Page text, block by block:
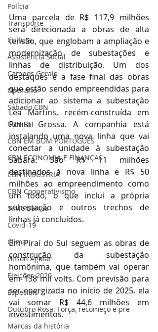
Polícia
Transporte
Cultura
Assistência Social
Campos Gerais
Operário
Sábado CBN
CBN RH
CBN EM BOM PORTUGUÊS
CBN ECONOMIA E FINANÇAS
CBN INDÚSTRIA
CBN Cooperativismo
Silvio Barros
Covid-19
Clima
Gilson Aguiar
Eleições 2020
Especiais
Outubro Rosa: Força, recomeço e pre
Marcas da história
Uma parcela de R$ 117,9 milhões
será direcionada a obras de alta
tensão, que englobam a ampliação e
modernização de subestações e
linhas de distribuição. Um dos
destaques é a fase final das obras
que estão sendo empreendidas para
adicionar ao sistema a subestação
Léa Martins, recém-construída em
Ponta Grossa. A companhia está
instalando uma nova linha que vai
conectar a unidade à subestação
Sabará. São R$ 11 milhões
destinados à nova linha e R$ 50
milhões ao empreendimento como
um todo, o que inclui a própria
subestação e outros trechos de
linhas já concluídos.
Em Piraí do Sul seguem as obras de
construção da subestação
homônima, que também vai operar
em 138 mil volts. Com previsão para
ser energizada no início de 2025, ela
vai somar R$ 44,6 milhões em
investimentos.